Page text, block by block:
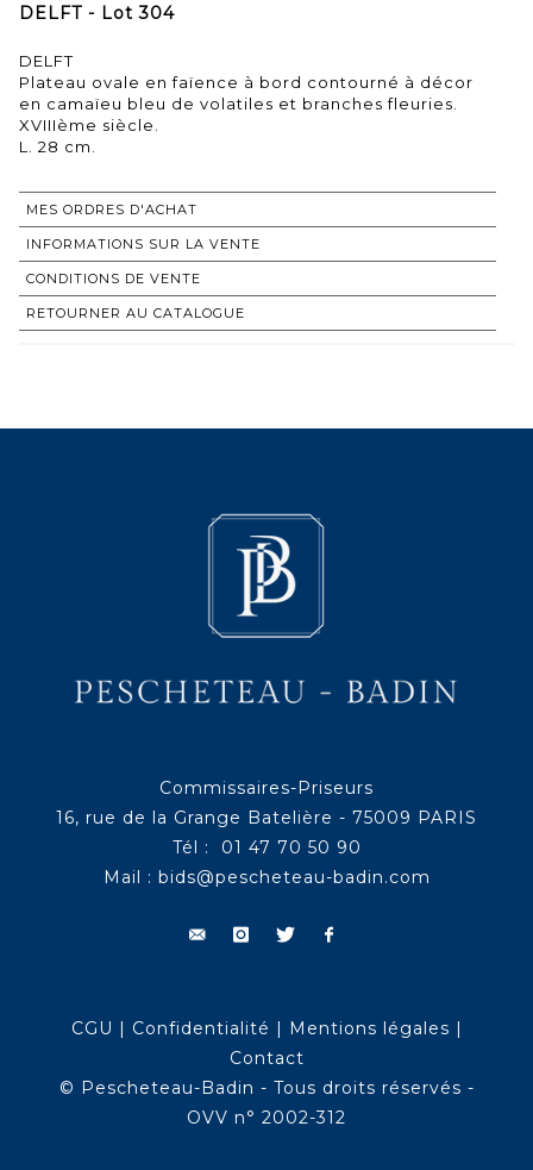
DELFT - Lot 304
DELFT
Plateau ovale en faïence à bord contourné à décor
en camaïeu bleu de volatiles et branches fleuries.
XVIIIème siècle.
L. 28 cm.
MES ORDRES D'ACHAT
INFORMATIONS SUR LA VENTE
CONDITIONS DE VENTE
RETOURNER AU CATALOGUE
Commissaires-Priseurs
16, rue de la Grange Batelière - 75009 PARIS
Tél : 01 47 70 50 90
Mail : bids@pescheteau-badin.com
CGU | Confidentialité | Mentions légales |
Contact
© Pescheteau-Badin - Tous droits réservés -
OVV n° 2002-312